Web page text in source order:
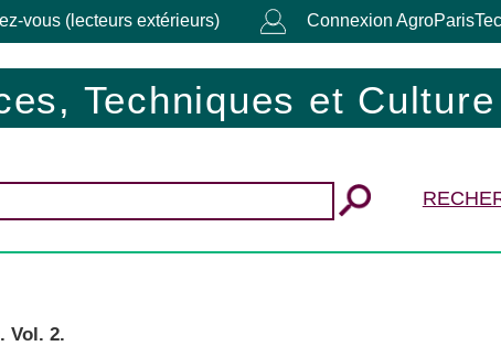
vous (lecteurs extérieurs) Connexion
Techniques et Culture
Vol. 2.